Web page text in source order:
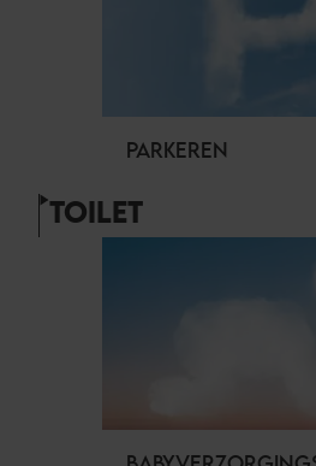
PARKEREN
TOILET